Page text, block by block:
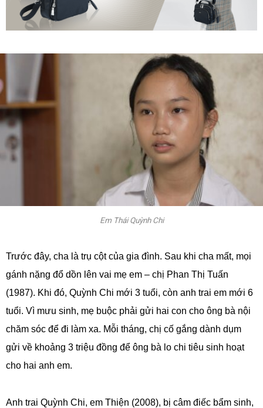
Em Thái Quỳnh Chi
Trước đây, cha là trụ cột của gia đình. Sau khi cha mất, mọi
gánh nặng đổ dồn lên vai mẹ em – chị Phan Thị Tuấn
(1987). Khi đó, Quỳnh Chi mới 3 tuổi, còn anh trai em mới 6
tuổi. Vì mưu sinh, mẹ buộc phải gửi hai con cho ông bà nội
chăm sóc để đi làm xa. Mỗi tháng, chị cố gắng dành dụm
gửi về khoảng 3 triệu đồng để ông bà lo chi tiêu sinh hoạt
cho hai anh em.
Anh trai Quỳnh Chi, em Thiện (2008), bị câm điếc bẩm sinh,